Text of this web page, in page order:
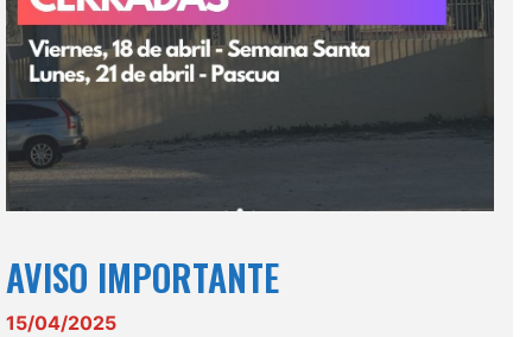
AVISO IMPORTANTE
15/04/2025